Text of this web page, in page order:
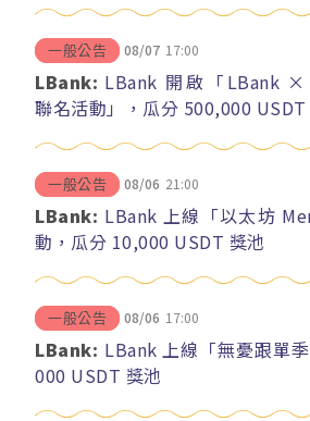
一般公告 08/07 17:00
LBank: LBank 開啟「LBank ×
聯名活動」，瓜分 500,000 USDT
一般公告 08/06 21:00
LBank: LBank 上線「以太坊
動，瓜分 10,000 USDT 獎池
一般公告 08/06 17:00
LBank: LBank 上線「無憂跟單
000 USDT 獎池